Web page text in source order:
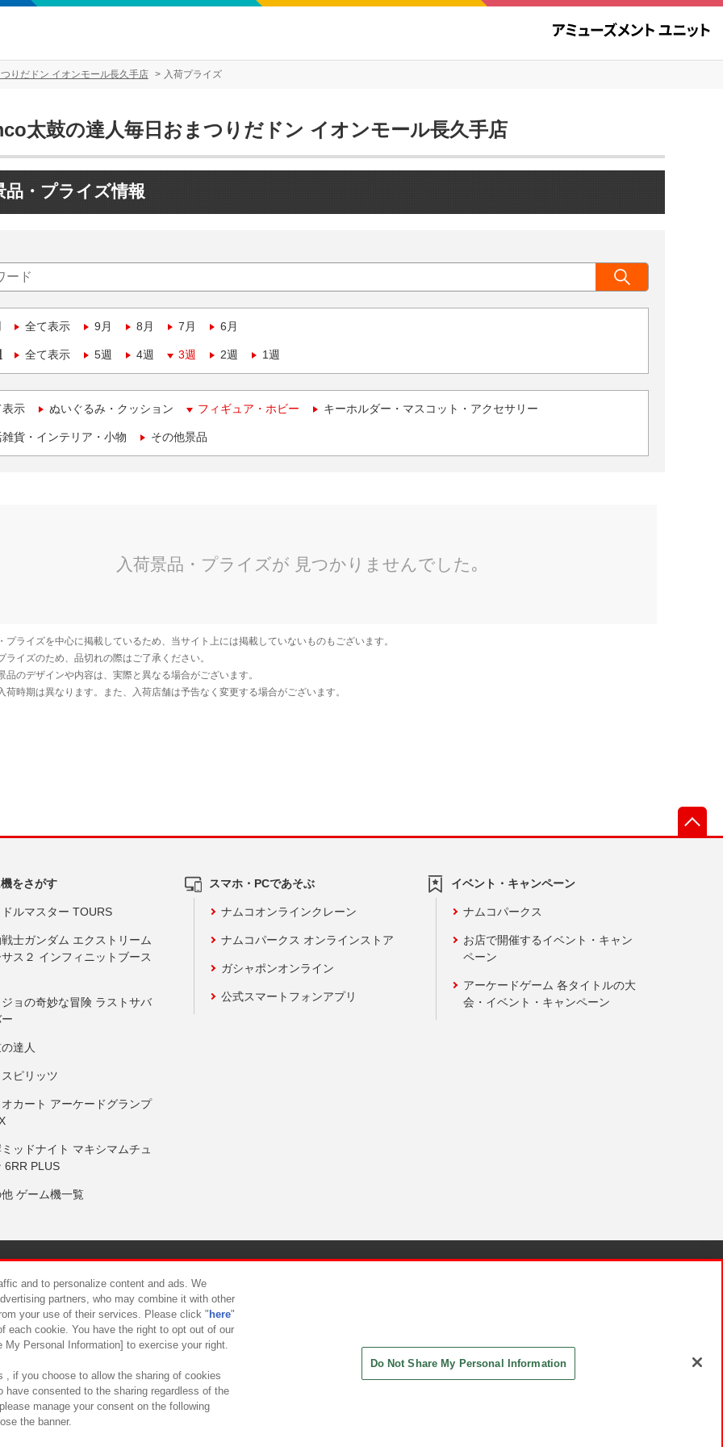
りだドン イオンモール長久手店 入荷プライズ
太鼓の達人毎日おまつりだドン イオンモール長久手店
品・プライズ情報
全て表示 9月 8月 7月 6月
全て表示 5週 4週 3週 2週 1週
表示 ぬいぐるみ・クッション フィギュア・ホビー キーホルダー・マスコット・アクセサリー
貨・インテリア・小物 その他景品
をさがす
ルマスター TOURS
士ガンダム エクストリーム
ス２ インフィニットブース
ョの奇妙な冒険 ラストサバ
達人
ピリッツ
カート アーケードグランプ
ッドナイト マキシマムチュ
6RR PLUS
ゲーム機一覧
スマホ・PCであそぶ
ナムコオンラインクレーン
ナムコパークス オンラインストア
ガシャポンオンライン
公式スマートフォンアプリ
イベント・キャンペーン
ナムコパークス
お店で開催するイベント・キャン
ペーン
アーケードゲーム 各タイトルの大
会・イベント・キャンペーン
について カスタマーハラスメント対応方針
and to personalize content and ads. We
partners, who may combine it with other
your use of their services. Please click " here"
each cookie. You have the right to opt out of our
Personal Information] to exercise your right.
, if you choose to allow the sharing of cookies
have consented to the sharing regardless of the
manage your consent on the following
the banner.
Do Not Share My Personal Information